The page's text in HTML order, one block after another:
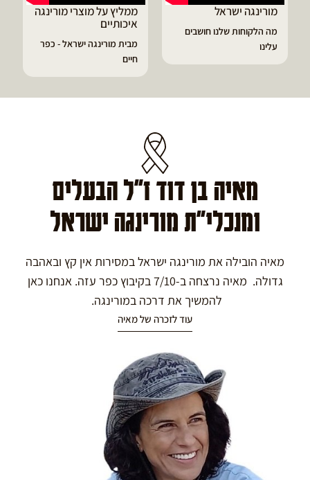
מורינגה ישראל
מה הלקוחות שלנו חושבים
עלינו
ממליץ על מוצרי מורינגה
איכותיים
מבית מורינגה ישראל - כפר
חיים
מאיה בן דוד ז"ל הבעלים
ומנכלי"ת מורינגה ישראל
מאיה הובילה את מורינגה ישראל במסירות אין קץ ובאהבה
גדולה. מאיה נרצחה ב-7/10 בקיבוץ כפר עזה. אנחנו כאן
להמשיך את דרכה במורינגה.
עוד לזכרה של מאיה